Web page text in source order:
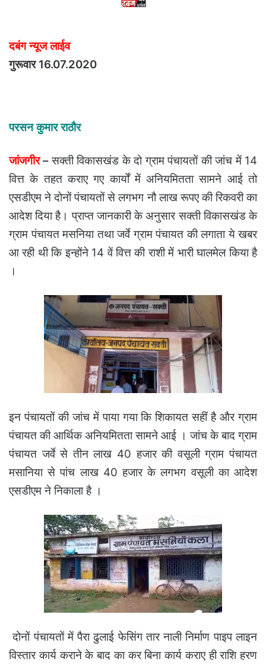
दबंग न्यूज लाईव
गुरूवार 16.07.2020
परसन कुमार राठौर
जांजगीर–सक्ती विकासखंड के दो ग्राम पंचायतों की जांच में 14
वित्त के तहत कराए गए कार्यों में अनियमितता सामने आई तो
एसडीएम ने दोनों पंचायतों से लगभग नौ लाख रूपए की रिकवरी का
आदेश दिया है। प्राप्त जानकारी के अनुसार सक्ती विकासखंड के
ग्राम पंचायत मसनिया तथा जर्वे ग्राम पंचायत की लगाता ये खबर
आ रही थी कि इन्होंने 14 वें वित्त की राशी में भारी घालमेल किया है
।
इन पंचायतों की जांच में पाया गया कि शिकायत सहीं है और ग्राम
पंचायत की आर्थिक अनियमितता सामने आई । जांच के बाद ग्राम
पंचायत जर्वे से तीन लाख 40 हजार की वसूली ग्राम पंचायत
मसानिया से पांच लाख 40 हजार के लगभग वसूली का आदेश
एसडीएम ने निकाला है ।
दोनों पंचायतों में पैरा ढुलाई फेसिंग तार नाली निर्माण पाइप लाइन
विस्तार कार्य कराने के बाद का कर बिना कार्य कराए ही राशि हरण